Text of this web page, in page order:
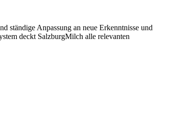
ständige Anpassung an neue Erkenntnisse und
deckt SalzburgMilch alle relevanten